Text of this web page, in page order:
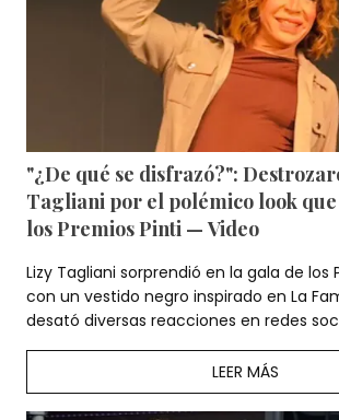
"¿De qué se disfrazó?":
Tagliani por el polémico look
los Premios Pinti — Video
Lizy Tagliani sorprendió en la gala de los
con un vestido negro inspirado en La
desató diversas reacciones en redes
LEER MÁS